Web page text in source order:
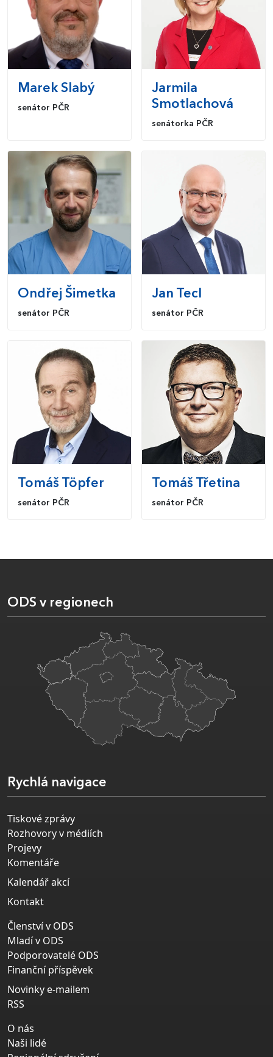
Marek Slabý
senátor PČR
Jarmila
Smotlachová
senátorka PČR
Ondřej Šimetka
senátor PČR
Jan Tecl
senátor PČR
Tomáš Töpfer
senátor PČR
Tomáš Třetina
senátor PČR
ODS v regionech
Rychlá navigace
Tiskové zprávy
Rozhovory v médiích
Projevy
Komentáře
Kalendář akcí
Kontakt
Členství v ODS
Mladí v ODS
Podporovatelé ODS
Finanční příspěvek
Novinky e-mailem
RSS
O nás
Naši lidé